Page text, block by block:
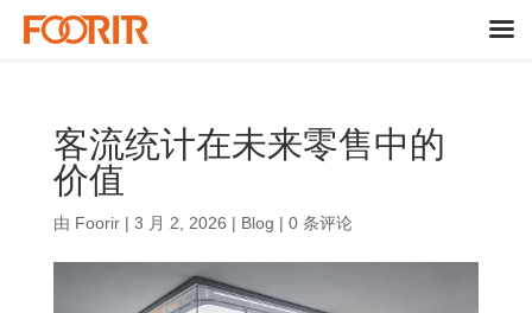
客流统计在未来零售中的
价值
由 Foorir| 3 月 2, 2026 | Blog | 0 条评论